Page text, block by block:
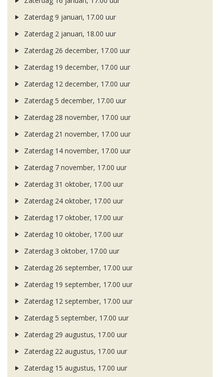
Zaterdag 9 januari, 17.00 uur
Zaterdag 2 januari, 18.00 uur
Zaterdag 26 december, 17.00 uur
Zaterdag 19 december, 17.00 uur
Zaterdag 12 december, 17.00 uur
Zaterdag 5 december, 17.00 uur
Zaterdag 28 november, 17.00 uur
Zaterdag 21 november, 17.00 uur
Zaterdag 14 november, 17.00 uur
Zaterdag 7 november, 17.00 uur
Zaterdag 31 oktober, 17.00 uur
Zaterdag 24 oktober, 17.00 uur
Zaterdag 17 oktober, 17.00 uur
Zaterdag 10 oktober, 17.00 uur
Zaterdag 3 oktober, 17.00 uur
Zaterdag 26 september, 17.00 uur
Zaterdag 19 september, 17.00 uur
Zaterdag 12 september, 17.00 uur
Zaterdag 5 september, 17.00 uur
Zaterdag 29 augustus, 17.00 uur
Zaterdag 22 augustus, 17.00 uur
Zaterdag 15 augustus, 17.00 uur